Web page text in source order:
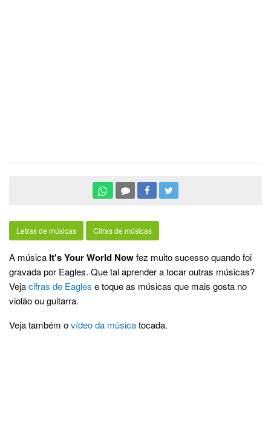
Letras de músicas Cifras de músicas
A música It's Your World Nowfez muito sucesso quando foi
gravada por Eagles. Que tal aprender a tocar outras músicas?
Vejacifras de Eagles e toque as músicas que mais gosta no
violão ou guitarra.
Veja também ovídeo da músicatocada.